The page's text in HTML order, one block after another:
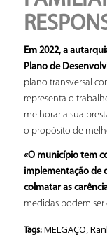
Em 2022, a
Plano de
plano transversal
representa o
melhorar a sua
o propósito de
«O município tem
implementação de
colmatar as
medidas podem ser
Tags: MELGAÇO